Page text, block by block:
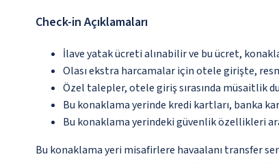
Check-in Açıklamaları
İlave yatak ücreti alınabilir ve bu ücret,
Olası ekstra harcamalar için otele girişte,
Özel talepler, otele giriş sırasında müsaitlik
Bu konaklama yerinde kredi kartları, banka
Bu konaklama yerindeki güvenlik özellikleri
Bu konaklama yeri misafirlere havaalanı transfer